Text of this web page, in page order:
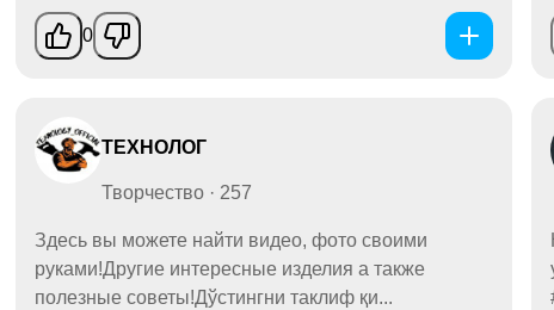
0
ТЕХНОЛОГ
Творчество · 257
Здесь вы можете найти видео, фото своими
руками!Другие интересные изделия а также
полезные советы!Дўстингни таклиф қи...